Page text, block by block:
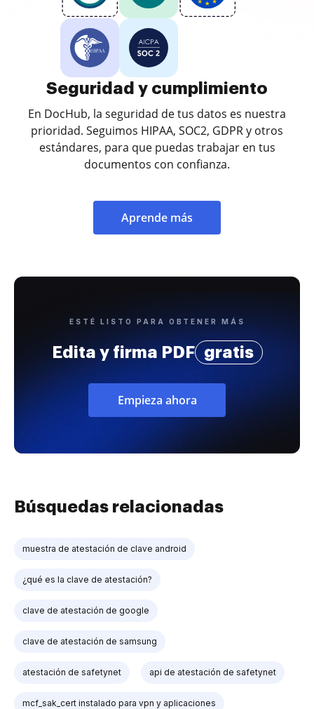
Seguridad y cumplimiento
En DocHub, la seguridad de tus datos es nuestra
prioridad. Seguimos HIPAA, SOC2, GDPR y otros
estándares, para que puedas trabajar en tus
documentos con confianza.
Aprende más
ESTÉ LISTO PARA OBTENER MÁS
Edita y firma PDF gratis
Empieza ahora
Búsquedas relacionadas
muestra de atestación de clave android
¿qué es la clave de atestación?
clave de atestación de google
clave de atestación de samsung
atestación de safetynet api de atestación de safetynet
mcf_sak_cert instalado para vpn y aplicaciones